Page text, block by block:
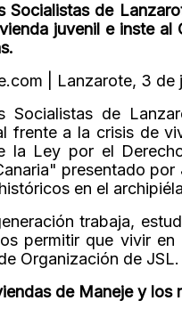
Socialistas de
juvenil e inste
| Lanzarote, 3 de
Socialistas de
frente a la crisis de
la Ley por el
presentado por
en el
trabaja,
permitir que vivir
Organización de JSL.
de Maneje y los